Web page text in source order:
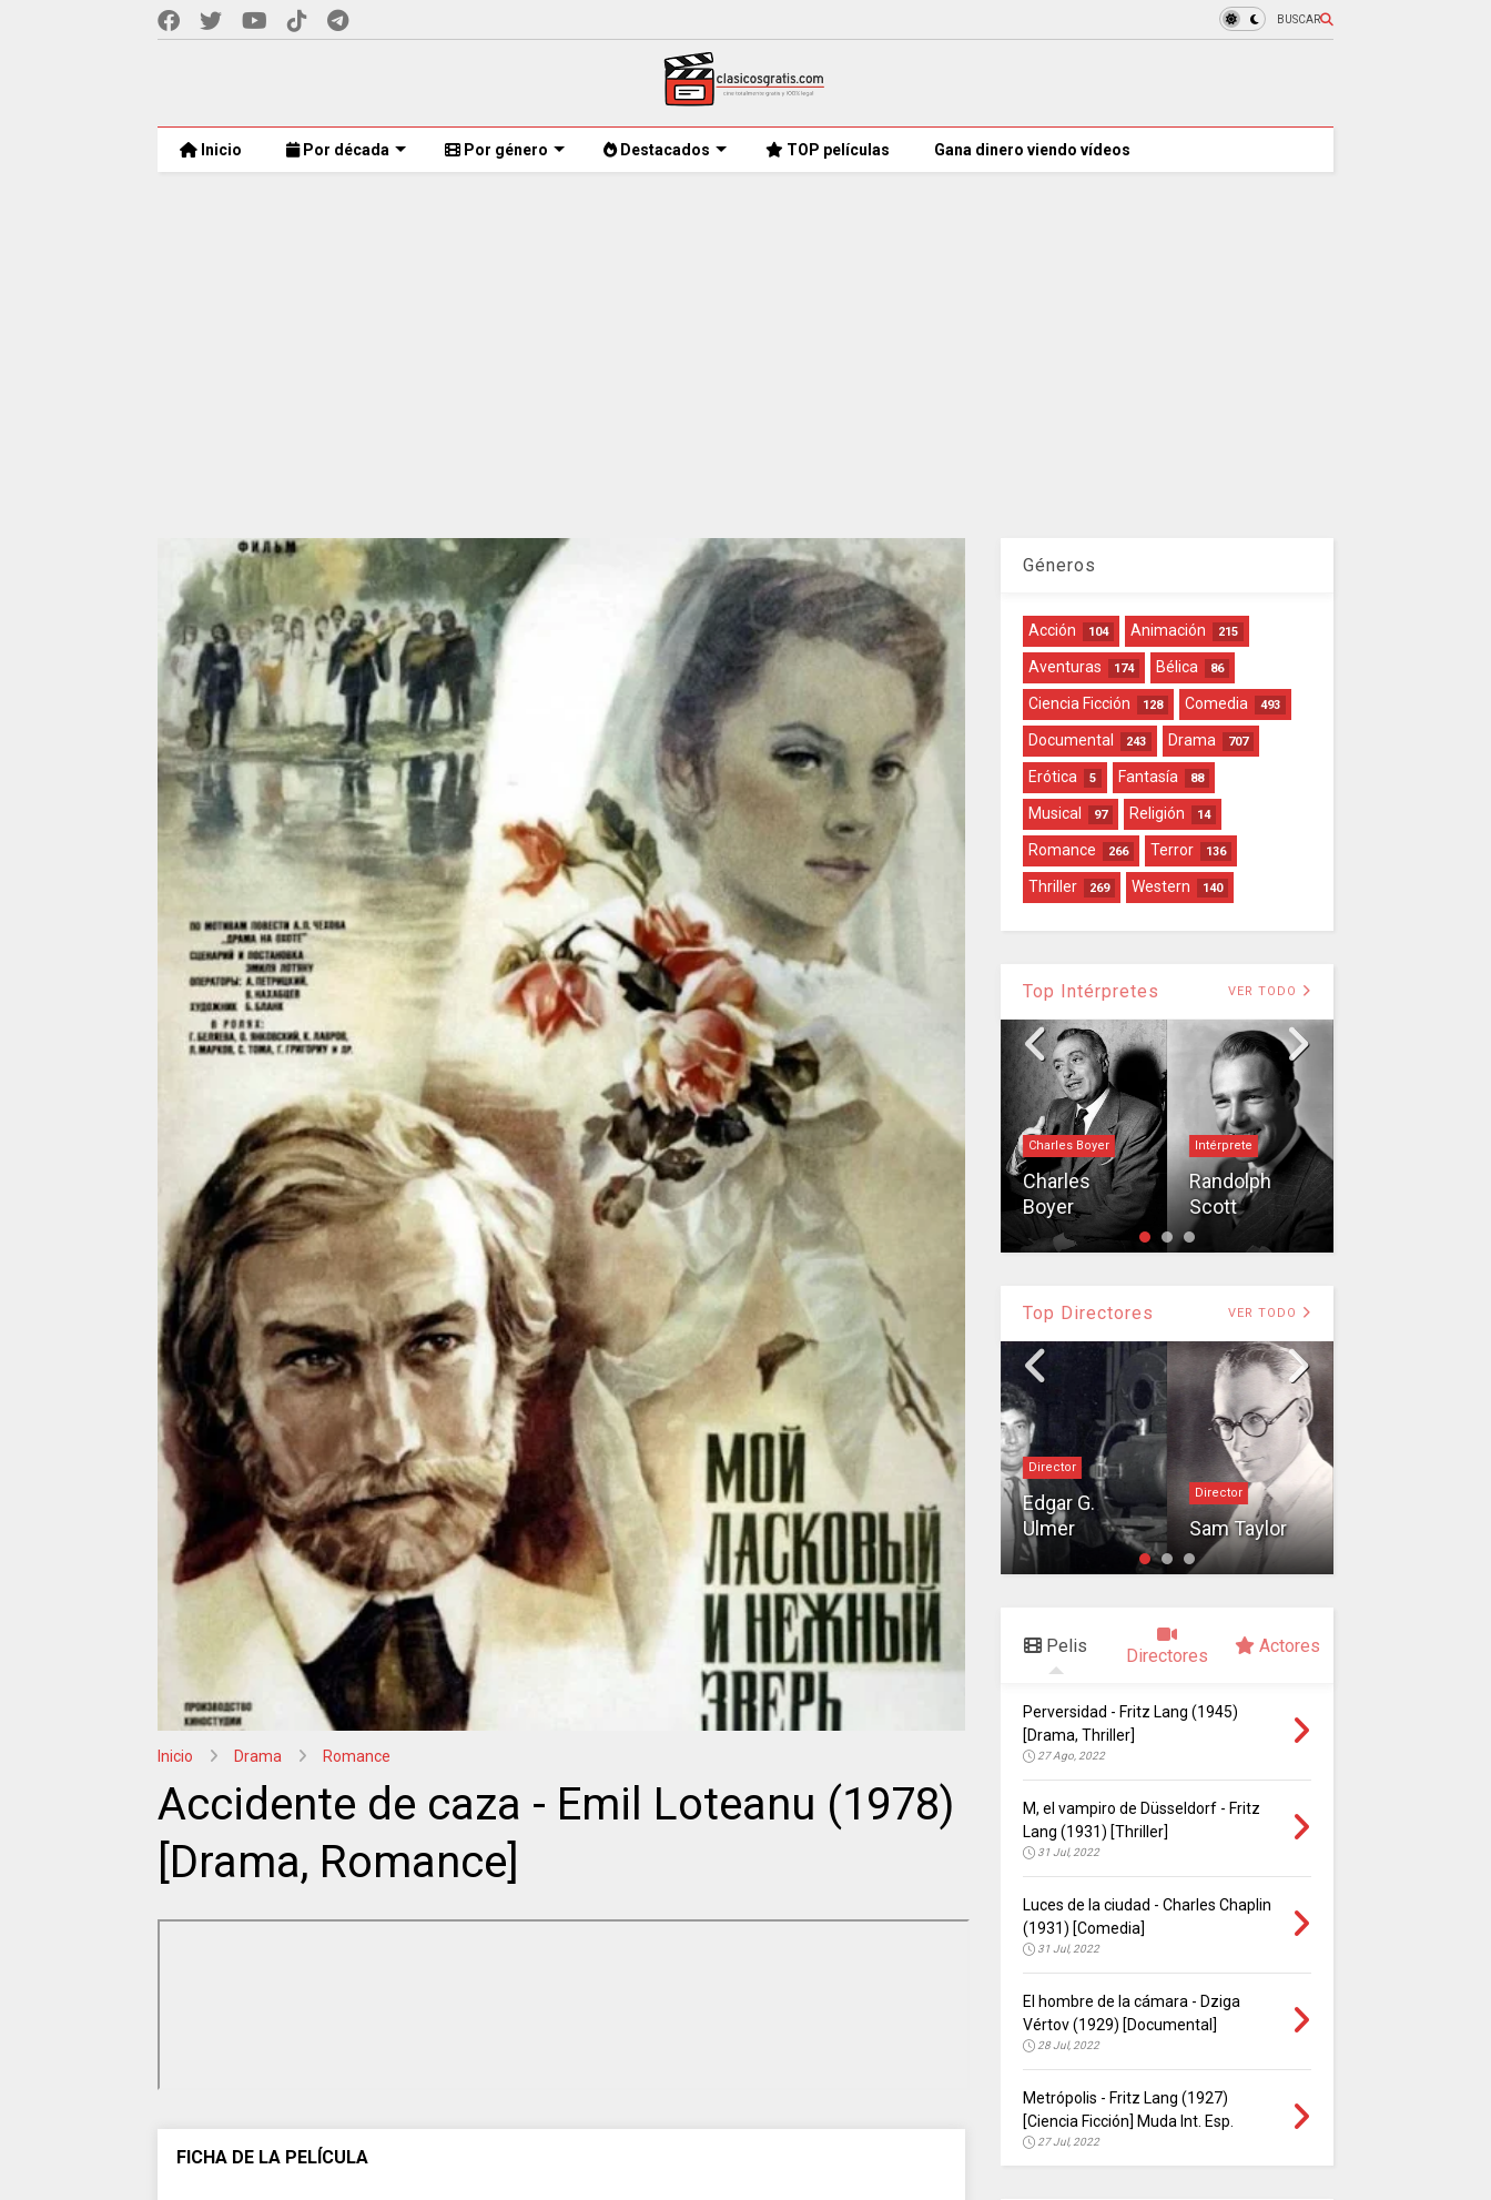
BUSCAR
Inicio Por década Por género Destacados TOP películas Gana dinero viendo vídeos
Inicio Drama Romance
Accidente de caza - Emil Loteanu (1978)
[Drama, Romance]
FICHA DE LA PELÍCULA
Géneros
Acción 104 Animación 215
Aventuras 174 Bélica 86
Ciencia Ficción 128 Comedia 493
Documental 243 Drama 707
Erótica 5 Fantasía 88
Musical 97 Religión 14
Romance 266 Terror 136
Thriller 269 Western 140
Top Intérpretes VER TODO
Intérprete
John Wayne
Charles Boyer
Charles
Boyer
Intérprete
Randolph
Scott
Top Directores VER TODO
Director
Edward F.
Cline
Orson Welles
Director
Edgar G.
Ulmer
Director
Sam Taylor
Pelis Directores Actores
Perversidad - Fritz Lang (1945)
[Drama, Thriller]
27 Ago, 2022
M, el vampiro de Düsseldorf - Fritz
Lang (1931) [Thriller]
31 Jul, 2022
Luces de la ciudad - Charles Chaplin
(1931) [Comedia]
31 Jul, 2022
El hombre de la cámara - Dziga
Vértov (1929) [Documental]
28 Jul, 2022
Metrópolis - Fritz Lang (1927)
[Ciencia Ficción] Muda Int. Esp.
27 Jul, 2022